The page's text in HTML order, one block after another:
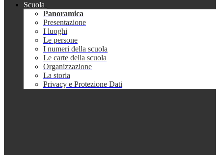
Scuola
Panoramica
Presentazione
I luoghi
Le persone
I numeri della scuola
Le carte della scuola
Organizzazione
La storia
Privacy e Protezione Dati